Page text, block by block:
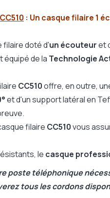
simili-cuir
CC
: Un casque filaire 1
filaire doté d'un écouteuret
équipé de la Technologie
CC510offre, en outre,
et d'un support latéral en
filaire CC510vous
le casque
poste téléphonique
tous les cordons